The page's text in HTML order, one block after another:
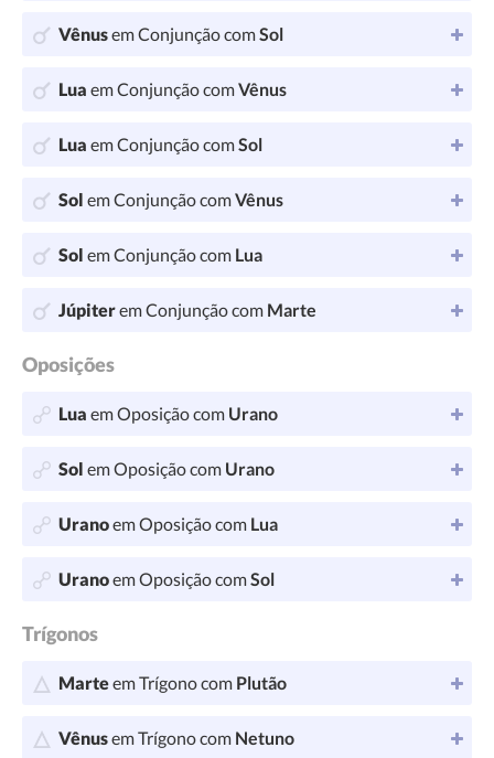
Vênusem Conjunção comSol
Lua em Conjunção comVênus
Lua em Conjunção comSol
Sol em Conjunção comVênus
Sol em Conjunção com Lua
Júpiterem Conjunção com Marte
Oposições
Lua em Oposição com Urano
Sol em Oposição com Urano
Uranoem Oposição com Lua
Uranoem Oposição comSol
Trígonos
Marteem Trígono com Plutão
Vênusem Trígono com Netuno